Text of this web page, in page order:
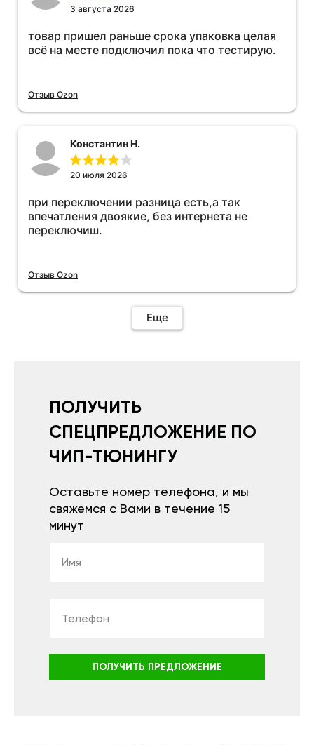
3 августа 2026
товар пришел раньше срока упаковка целая
всё на месте подключил пока что тестирую.
Отзыв Ozon
Константин Н.
20 июля 2026
при переключении разница есть,а так
впечатления двоякие, без интернета не
переключиш.
Отзыв Ozon
Еще
ПОЛУЧИТЬ
СПЕЦПРЕДЛОЖЕНИЕ ПО
ЧИП-ТЮНИНГУ
Оставьте номер телефона, и мы
свяжемся с Вами в течение 15
минут
ПОЛУЧИТЬ ПРЕДЛОЖЕНИЕ